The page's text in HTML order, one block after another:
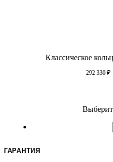
Классическое
292 330 ₽
ГАРАНТИЯ